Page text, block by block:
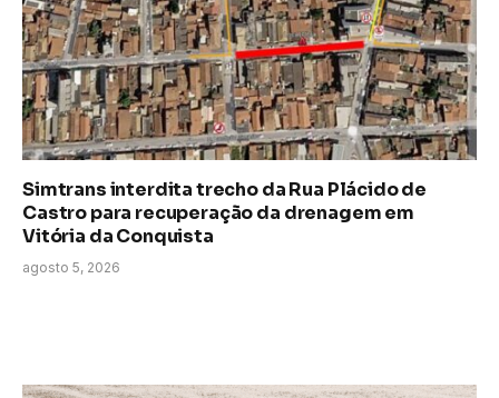
Simtrans interdita trecho da Rua Plácido de
Castro para recuperação da drenagem em
Vitória da Conquista
agosto 5, 2026